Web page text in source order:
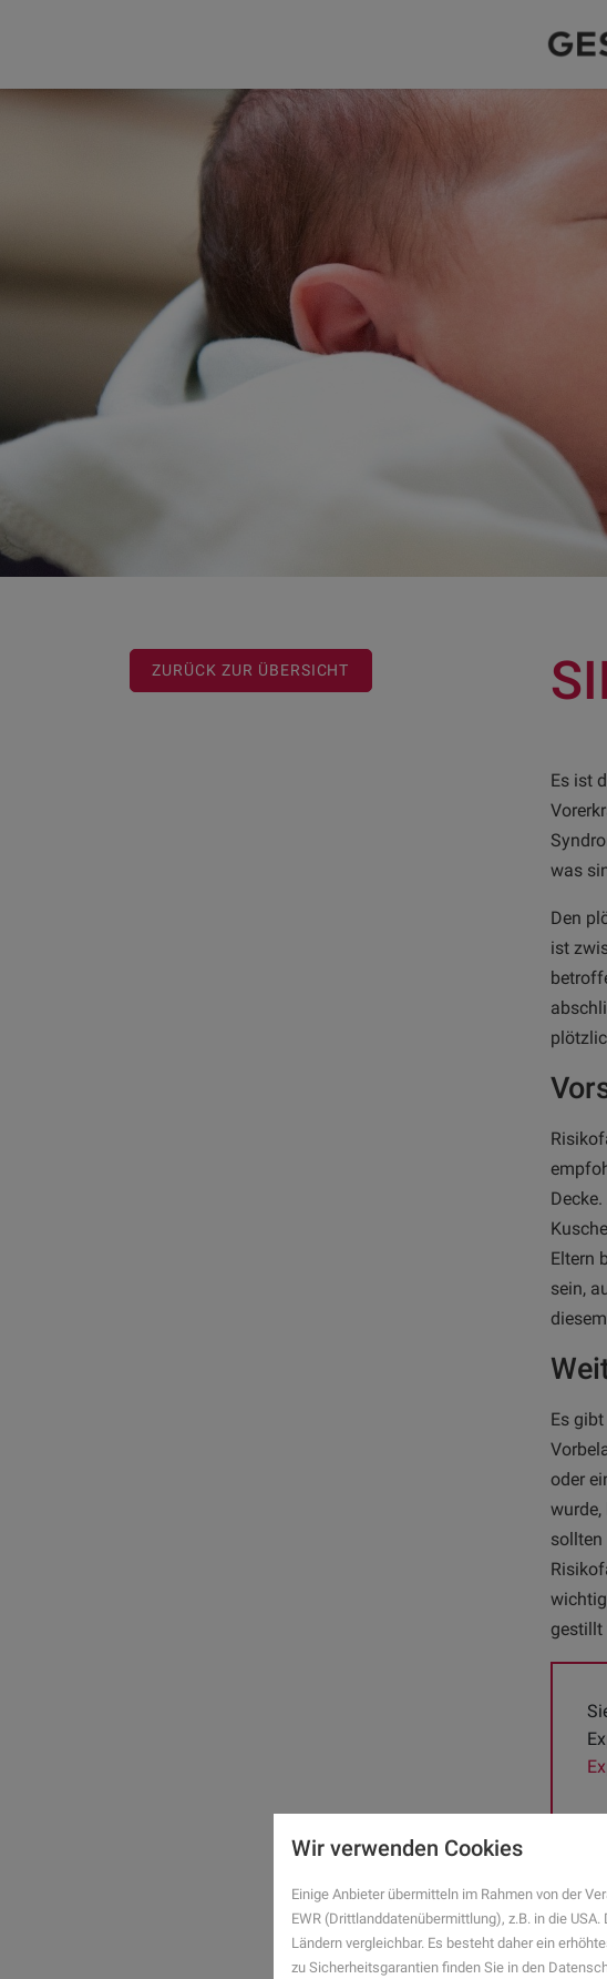
ZURÜCK ZUR ÜBERSICHT
Es ist
was
Den
ist
Eltern
sein,
Es
oder
wurde,
sollten
gestillt
Eine
Wir verwenden Cookies
Einige Anbieter übermitteln im Rahmen von der
EWR (Drittlanddatenübermittlung), z.B. in die
Ländern vergleichbar. Es besteht daher ein
zu Sicherheitsgarantien finden Sie in den